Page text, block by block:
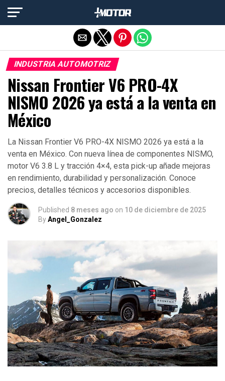
INDUSTRIA AUTOMOTRIZ
Nissan Frontier V6 PRO-4X
NISMO 2026 ya está a la venta en
México
La Nissan Frontier V6 PRO-4X NISMO 2026 ya está a la
venta en México. Con nueva línea de componentes NISMO,
motor V6 3.8 L y tracción 4×4, esta pick-up añade mejoras
en rendimiento, durabilidad y personalización. Conoce
precios, detalles técnicos y accesorios disponibles.
Published 8 meses ago on 10 de diciembre de 2025
ByAngel_Gonzalez
Salir de la versión móvil